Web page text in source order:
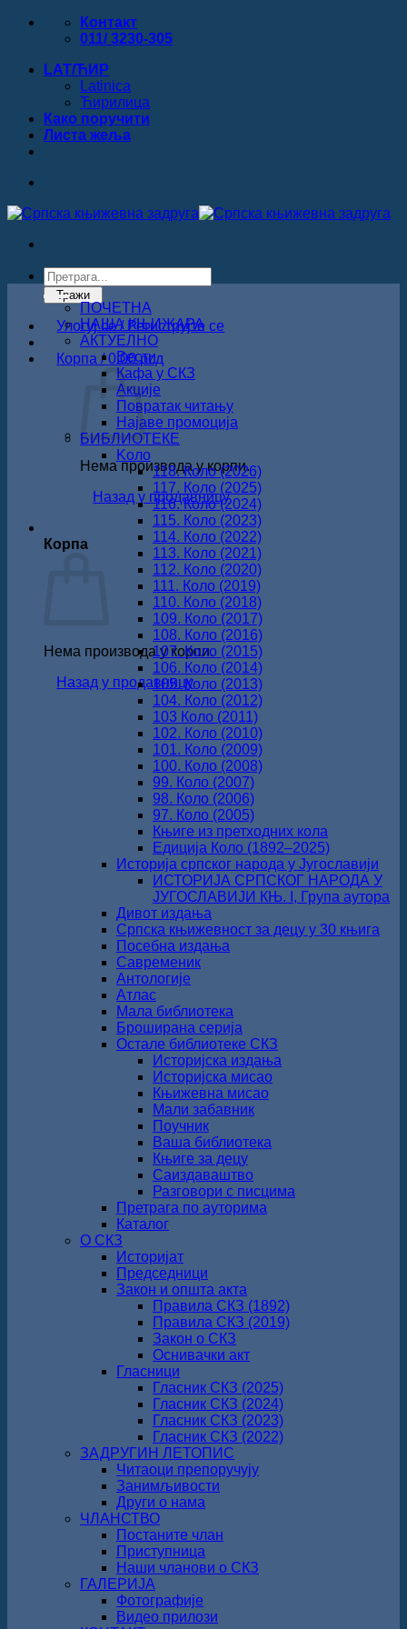
Прескочи
Контакт
011/ 3230-305
LAT/ЋИР
Latinica
Ћирилица
Како поручити
Листa жеља
Products
search
Тражи
Улогуј се / Региструјте се
Корпа /0.00рсд
Нема производа у корпи.
Назад у продавницу
Корпа
Нема производа у корпи.
Назад у продавницу
ПОЧЕТНА
НАША КЊИЖАРА
АКТУЕЛНО
Вести
Кафа у СКЗ
Акције
Повратак читању
Најаве промоција
БИБЛИОТЕКЕ
Koло
118. Коло (2026)
117. Коло (2025)
116. Коло (2024)
115. Коло (2023)
114. Коло (2022)
113. Коло (2021)
112. Коло (2020)
111. Коло (2019)
110. Коло (2018)
109. Коло (2017)
108. Коло (2016)
107. Коло (2015)
106. Коло (2014)
105. Коло (2013)
104. Коло (2012)
103 Коло (2011)
102. Коло (2010)
101. Коло (2009)
100. Коло (2008)
99. Коло (2007)
98. Коло (2006)
97. Коло (2005)
Књиге из претходних кола
Едиција Коло (1892‒2025)
Историја српског народа у Југославији
ИСТОРИЈА СРПСКОГ НАРОДА У
ЈУГОСЛАВИЈИ КЊ. I, Група аутора
Дивот издања
Српска књижевност за децу у 30 књига
Посебна издања
Савременик
Антологије
Атлас
Мала библиотека
Броширана серија
Остале библиотеке СКЗ
Историјска издања
Историјска мисао
Књижевна мисао
Мали забавник
Поучник
Ваша библиотека
Књиге за децу
Саиздаваштво
Разговори с писцима
Претрага по ауторима
Каталог
О СКЗ
Историјат
Председници
Закон и општа акта
Правила СКЗ (1892)
Правила СКЗ (2019)
Закон о СКЗ
Оснивачки акт
Гласници
Гласник СКЗ (2025)
Гласник СКЗ (2024)
Гласник СКЗ (2023)
Гласник СКЗ (2022)
ЗАДРУГИН ЛЕТОПИС
Читаоци препоручују
Занимљивости
Други о нама
ЧЛАНСТВО
Постаните члан
Приступница
Наши чланови о СКЗ
ГАЛЕРИЈА
Фотографије
Видео прилози